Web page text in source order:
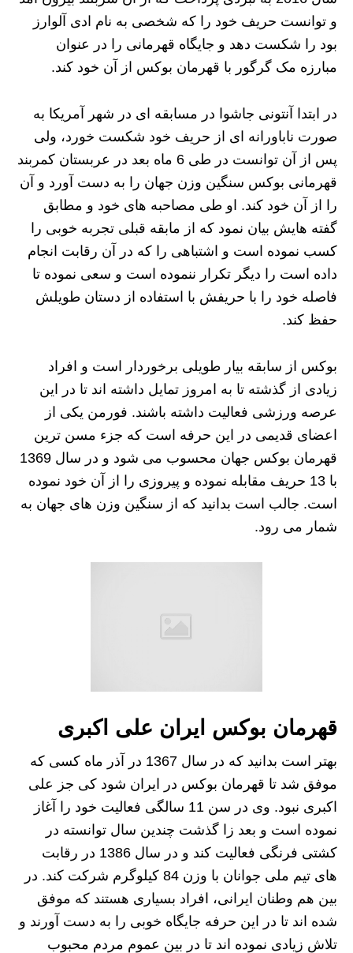
و توانست حریف خود را که شخصی به نام ادی آلوارز
بود را شکست دهد و جایگاه قهرمانی را در عنوان
مبارزه مک گرگور با قهرمان بوکس از آن خود کند.
در ابتدا آنتونی جاشوا در مسابقه ای در شهر آمریکا به
صورت ناباورانه ای از حریف خود شکست خورد، ولی
پس از آن توانست در طی 6 ماه بعد در عربستان کمربند
قهرمانی بوکس سنگین وزن جهان را به دست آورد و آن
را از آن خود کند. او طی مصاحبه های خود و مطابق
گفته هایش بیان نمود که از مابقه قبلی تجربه خوبی را
کسب نموده است و اشتباهی را که در آن رقابت انجام
داده است را دیگر تکرار ننموده است و سعی نموده تا
فاصله خود را با حریفش با استفاده از دستان طویلش
حفظ کند.
بوکس از سابقه بیار طویلی برخوردار است و افراد
زیادی از گذشته تا به امروز تمایل داشته اند تا در این
عرصه ورزشی فعالیت داشته باشند. فورمن یکی از
اعضای قدیمی در این حرفه است که جزء مسن ترین
قهرمان بوکس جهان محسوب می شود و در سال 1369
با 13 حریف مقابله نموده و پیروزی را از آن خود نموده
است. جالب است بدانید که از سنگین وزن های جهان به
شمار می رود.
قهرمان بوکس ایران علی اکبری
بهتر است بدانید که در سال 1367 در آذر ماه کسی که
موفق شد تا قهرمان بوکس در ایران شود کی جز علی
اکبری نبود. وی در سن 11 سالگی فعالیت خود را آغاز
نموده است و بعد زا گذشت چندین سال توانسته در
کشتی فرنگی فعالیت کند و در سال 1386 در رقابت
های تیم ملی جوانان با وزن 84 کیلوگرم شرکت کند. در
بین هم وطنان ایرانی، افراد بسیاری هستند که موفق
شده اند تا در این حرفه جایگاه خوبی را به دست آورند و
تلاش زیادی نموده اند تا در بین عموم مردم محبوب